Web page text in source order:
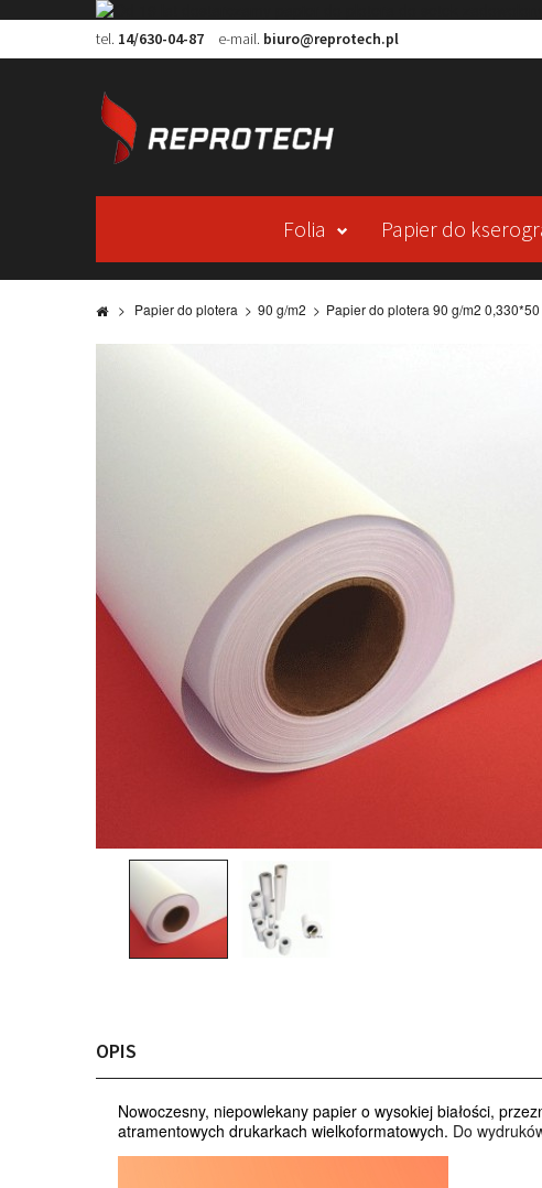
tel. 14/630-04-87 e-mail. biuro@reprotech.pl
Folia Papier do
> Papier do plotera > 90 g/m2 > Papier do plotera 90 g/m2
OPIS
Nowoczesny, niepowlekany papier o wysokiej białości,
atramentowych drukarkach wielkoformatowych. Do